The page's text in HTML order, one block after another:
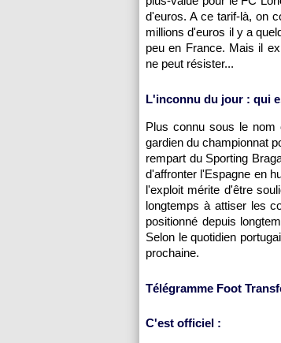
d'euros. A ce tarif-là, on
millions d'euros il y a
peu en France. Mais il
ne peut résister...
L'inconnu du jour : qui
Plus connu sous le nom
gardien du championnat
rempart du Sporting
d'affronter l'Espagne en
l'exploit mérite d'être
longtemps à attiser les
positionné depuis
Selon le quotidien
prochaine.
Télégramme Foot
C'est officiel :